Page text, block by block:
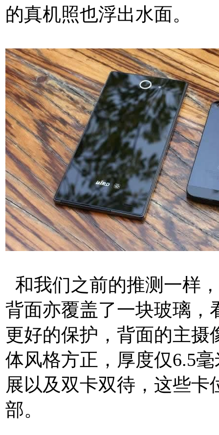
的真机照也浮出水面。
和我们之前的推测一样
背面亦覆盖了一块玻璃，
更好的保护，背面的主
体风格方正，厚度仅6.5
展以及双卡双待，这些
部。